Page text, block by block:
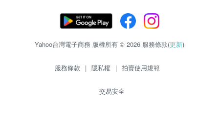
Yahoo台灣電子商務 版權所有 © 2026 服務條款(更新)
服務條款 | 隱私權 | 拍賣使用規範
交易安全